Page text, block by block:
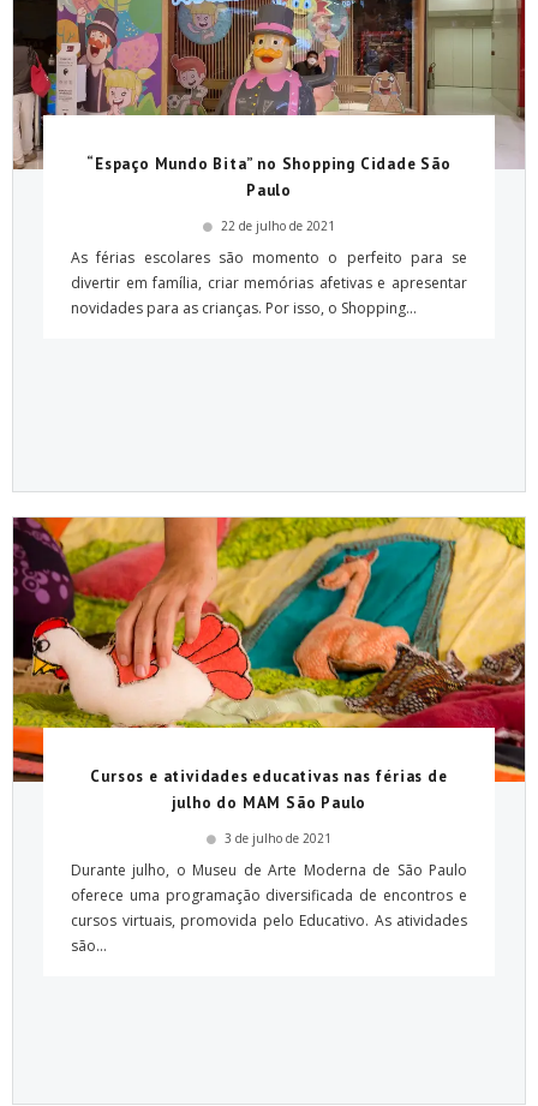
“Espaço Mundo Bita” no Shopping Cidade São
Paulo
22 de julho de 2021
As férias escolares são momento o perfeito para se
divertir em família, criar memórias afetivas e apresentar
novidades para as crianças. Por isso, o Shopping...
Cursos e atividades educativas nas férias de
julho do MAM São Paulo
3 de julho de 2021
Durante julho, o Museu de Arte Moderna de São Paulo
oferece uma programação diversificada de encontros e
cursos virtuais, promovida pelo Educativo. As atividades
são...